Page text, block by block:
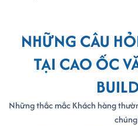
NHỮNG CÂU
TẠI CAO ỐC
Những thắc mắc Khách hàng